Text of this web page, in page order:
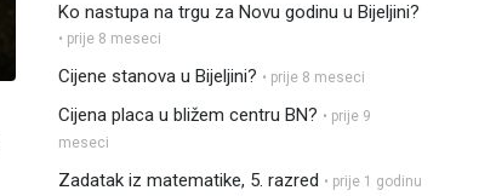
Ko nastupa na trgu za Novu godinu u Bijeljini?
• prije 8 meseci
Cijene stanova u Bijeljini? • prije 8 meseci
Cijena placa u bližem centru BN? • prije 9
meseci
Zadatak iz matematike, 5. razred • prije 1 godinu